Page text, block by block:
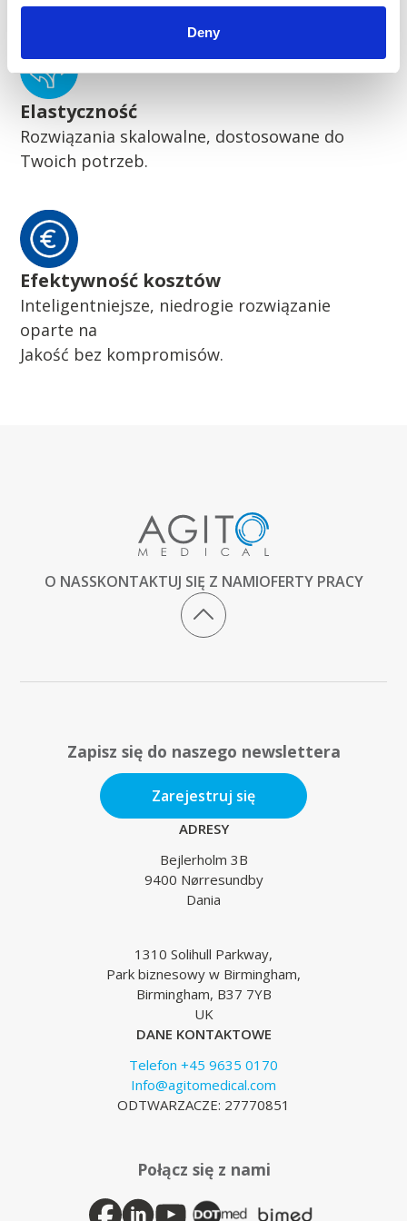
Deny
Elastyczność
Rozwiązania skalowalne, dostosowane do
Twoich potrzeb.
Efektywność kosztów
Inteligentniejsze, niedrogie rozwiązanie
oparte na
Jakość bez kompromisów.
O NASSKONTAKTUJ SIĘ Z NAMIOFERTY PRACY
Zapisz się do naszego newslettera
Zarejestruj się
ADRESY
Bejlerholm 3B
9400 Nørresundby
Dania
1310 Solihull Parkway,
Park biznesowy w Birmingham,
Birmingham, B37 7YB
UK
DANE KONTAKTOWE
Telefon +45 9635 0170
Info@agitomedical.com
ODTWARZACZE: 27770851
Połącz się z nami